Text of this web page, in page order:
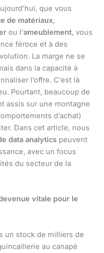
que vous
de matériaux,
ou l’ameublement, vous
féroce et à des
La marge ne se
dans la capacité à
l’offre. C’est là
Pourtant, beaucoup de
assis sur une montagne
d’achat)
Dans cet article, nous
data analytics peuvent
avec un focus
du secteur de la
vitale pour le
un stock de milliers de
au canapé